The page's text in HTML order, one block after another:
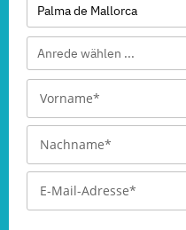
Palma de Mallorca
Anrede wählen ...